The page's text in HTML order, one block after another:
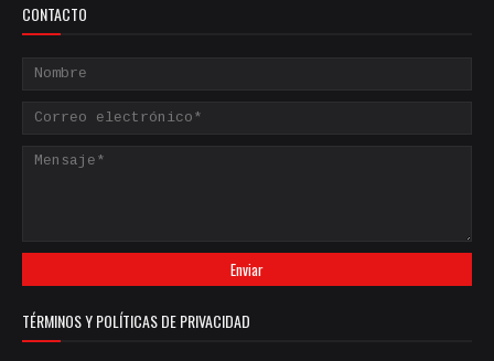
CONTACTO
TÉRMINOS Y POLÍTICAS DE PRIVACIDAD